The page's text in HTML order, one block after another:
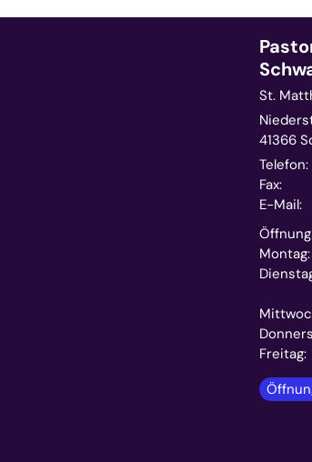
St.
41366
Telefon:
Fax:
E-Mail: